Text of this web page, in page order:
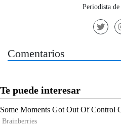
Periodista
Comentarios